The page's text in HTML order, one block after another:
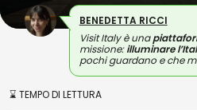
BENEDETTA RICCI
Visit Italy è una
missione:illuminare
pochi guardano e che
⌛ TEMPO DI LETTURA